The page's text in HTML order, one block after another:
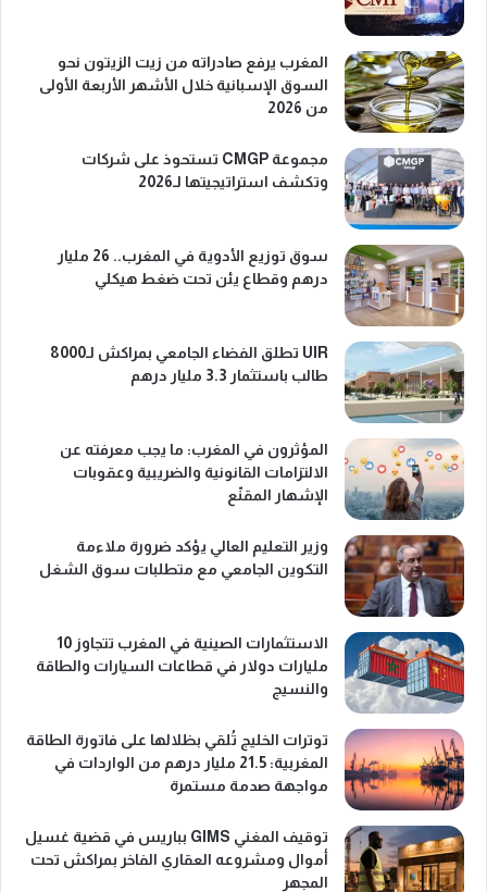
المغرب يرفع صادراته من زيت الزيتون نحو
السوق الإسبانية خلال الأشهر الأربعة الأولى
من 2026
مجموعة CMGP تستحوذ على شركات
وتكشف استراتيجيتها لـ2026
سوق توزيع الأدوية في المغرب.. 26 مليار
درهم وقطاع يئن تحت ضغط هيكلي
UIR تطلق الفضاء الجامعي بمراكش لـ8000
طالب باستثمار 3.3 مليار درهم
المؤثرون في المغرب: ما يجب معرفته عن
الالتزامات القانونية والضريبية وعقوبات
الإشهار المقنّع
وزير التعليم العالي يؤكد ضرورة ملاءمة
التكوين الجامعي مع متطلبات سوق الشغل
الاستثمارات الصينية في المغرب تتجاوز 10
مليارات دولار في قطاعات السيارات والطاقة
والنسيج
توترات الخليج تُلقي بظلالها على فاتورة الطاقة
المغربية: 21.5 مليار درهم من الواردات في
مواجهة صدمة مستمرة
توقيف المغني GIMS بباريس في قضية غسيل
أموال ومشروعه العقاري الفاخر بمراكش تحت
المجهر